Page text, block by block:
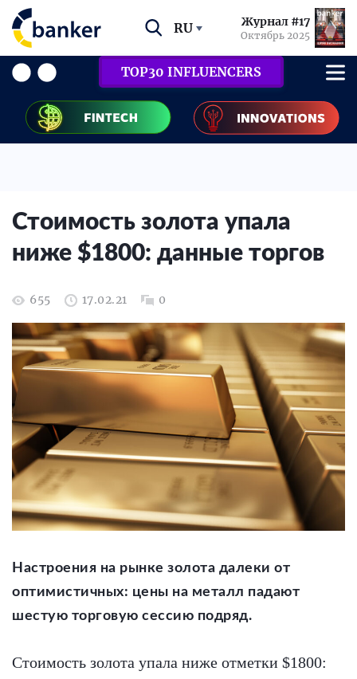
RU Журнал #17
Октябрь 2025
TOP30 INFLUENCERS
Стоимость золота упала
ниже $1800: данные торгов
655 17.02.21 0
Настроения на рынке золота далеки от
оптимистичных: цены на металл падают
шестую торговую сессию подряд.
Стоимость золота упала ниже отметки $1800: